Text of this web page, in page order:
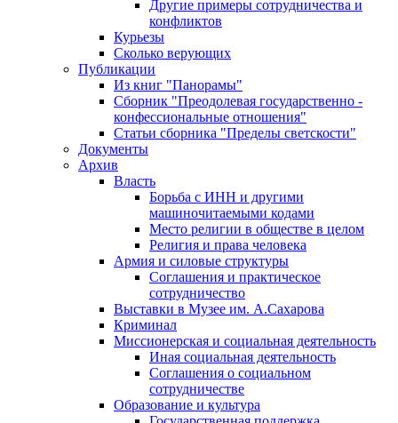
Другие примеры сотрудничества и
конфликтов
Курьезы
Сколько верующих
Публикации
Из книг "Панорамы"
Сборник "Преодолевая государственно -
конфессиональные отношения"
Статьи сборника "Пределы светскости"
Документы
Архив
Власть
Борьба с ИНН и другими
машиночитаемыми кодами
Место религии в обществе в целом
Религия и права человека
Армия и силовые структуры
Соглашения и практическое
сотрудничество
Выставки в Музее им. А.Сахарова
Криминал
Миссионерская и социальная деятельность
Иная социальная деятельность
Соглашения о социальном
сотрудничестве
Образование и культура